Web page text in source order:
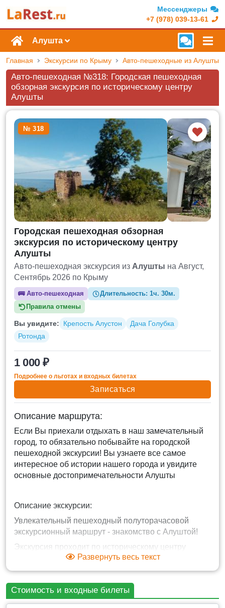
Мессенджеры
+7 (978) 039-13-61
Алушта
Главная Экскурсии по Крыму Авто-пешеходные из Алушты
Авто-пешеходная №318: Городская пешеходная
обзорная экскурсия по историческому центру
Алушты
№ 318
Городская пешеходная обзорная
экскурсия по историческому центру
Алушты
Авто-пешеходная экскурсия из Алушты на Август,
Сентябрь 2026 по Крыму
🚌Авто-пешеходная Длительность:1ч. 30м.
Правила отмены
Вы увидите: Крепость Алустон
Дача Голубка
Ротонда
1 000 ₽
Подробнее о льготах и входных билетах
Записаться
Описание маршрута:
Если Вы приехали отдыхать в наш замечательный
город, то обязательно побывайте на городской
пешеходной экскурсии! Вы узнаете все самое
интересное об истории нашего города и увидите
основные достопримечательности Алушты
Описание экскурсии:
Увлекательный пешеходный полуторачасовой
экскурсионный маршрут - знакомство с Алуштой!
Экскурсия проходит по историческому центру
города, через приморскую курортную часть Алушты
- во время пешеходной прогулки в сопровождении
Храмом Феодора Стратилата, Мечетью, и
заканчивается маршрут в районе крепости
Развернуть весь текст
Стоимость и входные билеты